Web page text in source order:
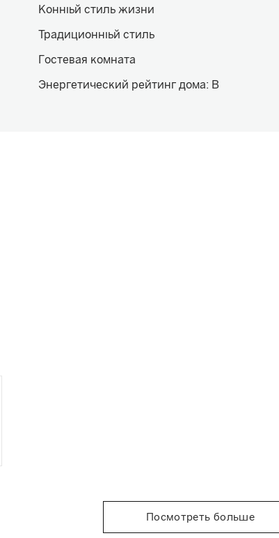
Конный стиль жизни
Традиционный стиль
Гостевая комната
Энергетический рейтинг дома: B
Посмотреть больше